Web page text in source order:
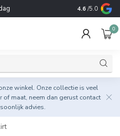
Duurzame &
4.6 /5.0
0
winkel. Onze collectie is veel
of maat, neem dan gerust contact
advies.